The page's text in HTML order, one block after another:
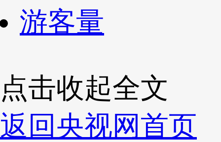
游客量
点击收起全文
返回央视网首页